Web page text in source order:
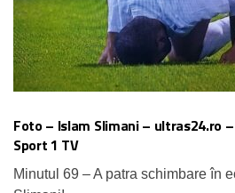
Foto – Islam Slimani – ultras24.ro
Sport 1 TV
Minutul 69 – A patra schimbare în